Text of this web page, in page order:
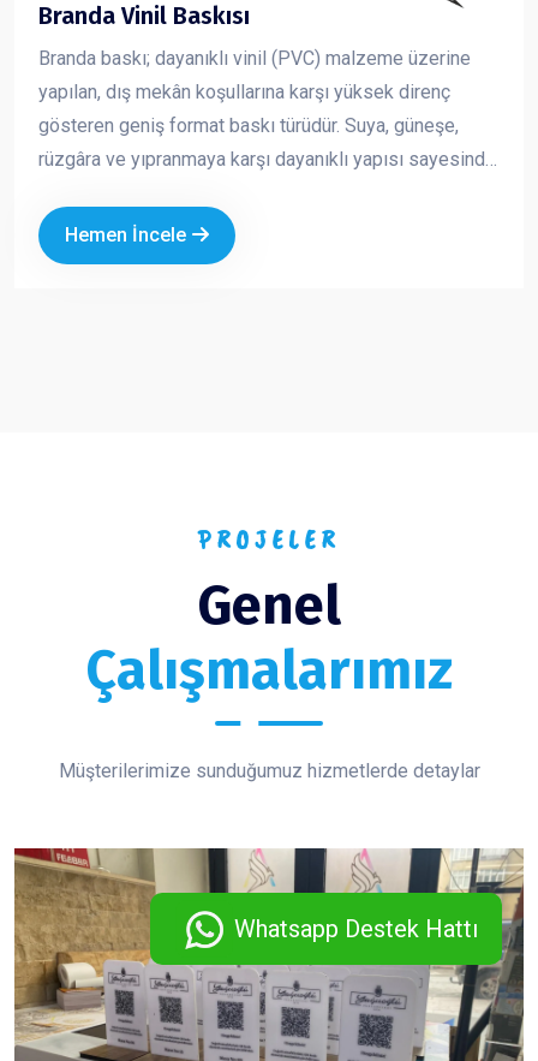
Branda Vinil Baskısı
Branda baskı; dayanıklı vinil (PVC) malzeme üzerine
yapılan, dış mekân koşullarına karşı yüksek direnç
gösteren geniş format baskı türüdür. Suya, güneşe,
rüzgâra ve yıpranmaya karşı dayanıklı yapısı sayesinde
kullanılır. Canlı renkler ve yüksek çözünürlükte baskı
kalitesi ile markanızı uzaktan bile fark edilir hale getirir.
Hemen İncele
PROJELER
Genel
Çalışmalarımız
Müşterilerimize sunduğumuz hizmetlerde detaylar
Whatsapp Destek Hattı